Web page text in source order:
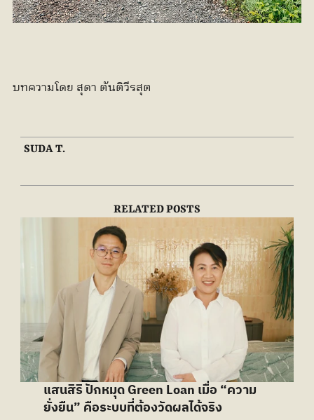
บทความโดย สุดา ตันติวีรสุต
SUDA T.
RELATED POSTS
แสนสิริ ปักหมุด Green Loan เมื่อ “ความ
ยั่งยืน” คือระบบที่ต้องวัดผลได้จริง